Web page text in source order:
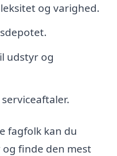
og varighed.
udstyr og
fagfolk kan du
finde den mest